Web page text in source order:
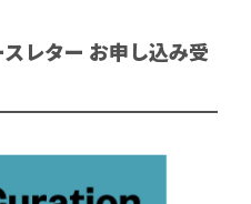
レター お申し込み受